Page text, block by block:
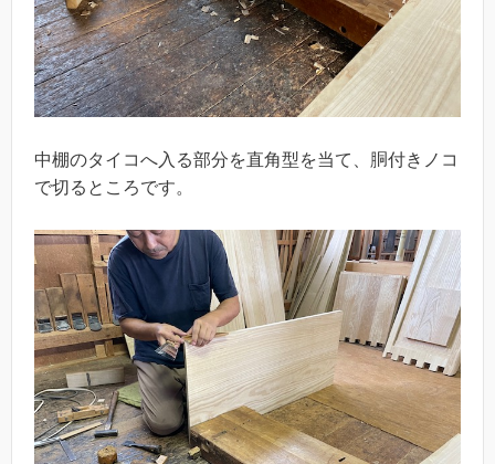
中棚のタイコへ入る部分を直角型を当て、胴付きノコ
で切るところです。